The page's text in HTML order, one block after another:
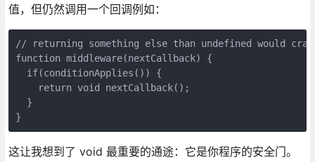
值，但仍然调用一个回调例如：
// returning something else than undefined would
function middleware(nextCallback) {
  if(conditionApplies()) {
    return void nextCallback();
  }
}
这让我想到了 void 最重要的通途：它是你程序的安全门。